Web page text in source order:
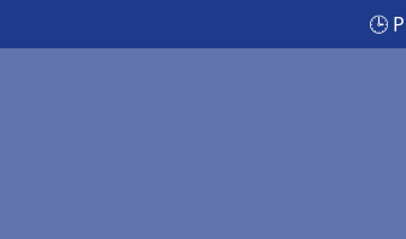
🕒